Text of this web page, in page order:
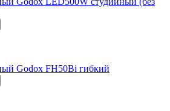
Godox FH50Bi гибкий